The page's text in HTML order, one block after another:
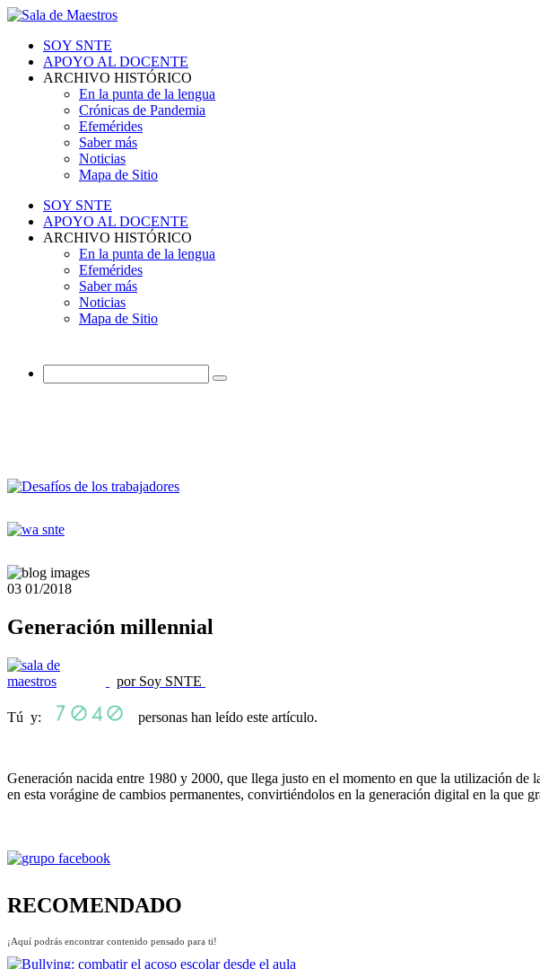
SOY SNTE
APOYO AL DOCENTE
ARCHIVO HISTÓRICO
En la punta de la lengua
Crónicas de Pandemia
Efemérides
Saber más
Noticias
Mapa de Sitio
SOY SNTE
APOYO AL DOCENTE
ARCHIVO HISTÓRICO
En la punta de la lengua
Efemérides
Saber más
Noticias
Mapa de Sitio
03 01/2018
Generación millennial
por Soy SNTE
Tú y: personas han leído este artículo.
Generación nacida entre 1980 y 2000, que llega justo en el momento en que la utilización de
en esta vorágine de cambios permanentes, convirtiéndolos en la generación digital en la que
RECOMENDADO
¡Aquí podrás encontrar contenido pensado para ti!